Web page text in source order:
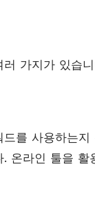
가지가 있습
를 사용하는
온라인 툴을